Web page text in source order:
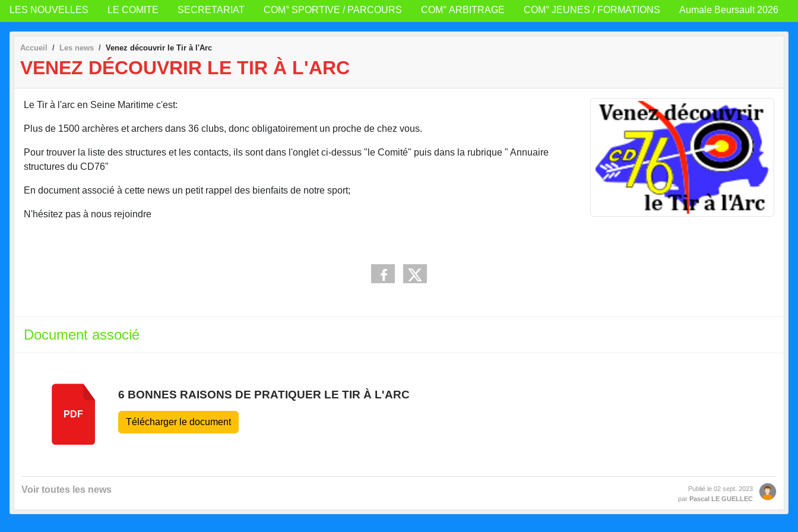
LES NOUVELLES LE COMITE SECRETARIAT COM° SPORTIVE / PARCOURS COM° ARBITRAGE COM° JEUNES / FORMATIONS Aumale Beursault 2026
Accueil Les news Venez découvrir le Tir à l'Arc
VENEZ DÉCOUVRIR LE TIR À L'ARC
Le Tir à l'arc en Seine Maritime c'est:
Plus de 1500 archères et archers dans 36 clubs, donc obligatoirement un proche de chez vous.
Pour trouver la liste des structures et les contacts, ils sont dans l'onglet ci-dessus "le Comité" puis dans la rubrique " Annuaire
structures du CD76"
En document associé à cette news un petit rappel des bienfaits de notre sport;
N'hésitez pas à nous rejoindre
Document associé
PDF
6 BONNES RAISONS DE PRATIQUER LE TIR À L'ARC
Télécharger le document
Voir toutes les news Publié le 02 sept. 2023
par Pascal LE GUELLEC